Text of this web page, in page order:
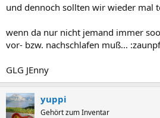
und dennoch sollten wir wieder mal
wenn da nur nicht jemand immer
vor- bzw. nachschlafen muß...
GLG JEnny
yuppi
Gehört zum Inventar